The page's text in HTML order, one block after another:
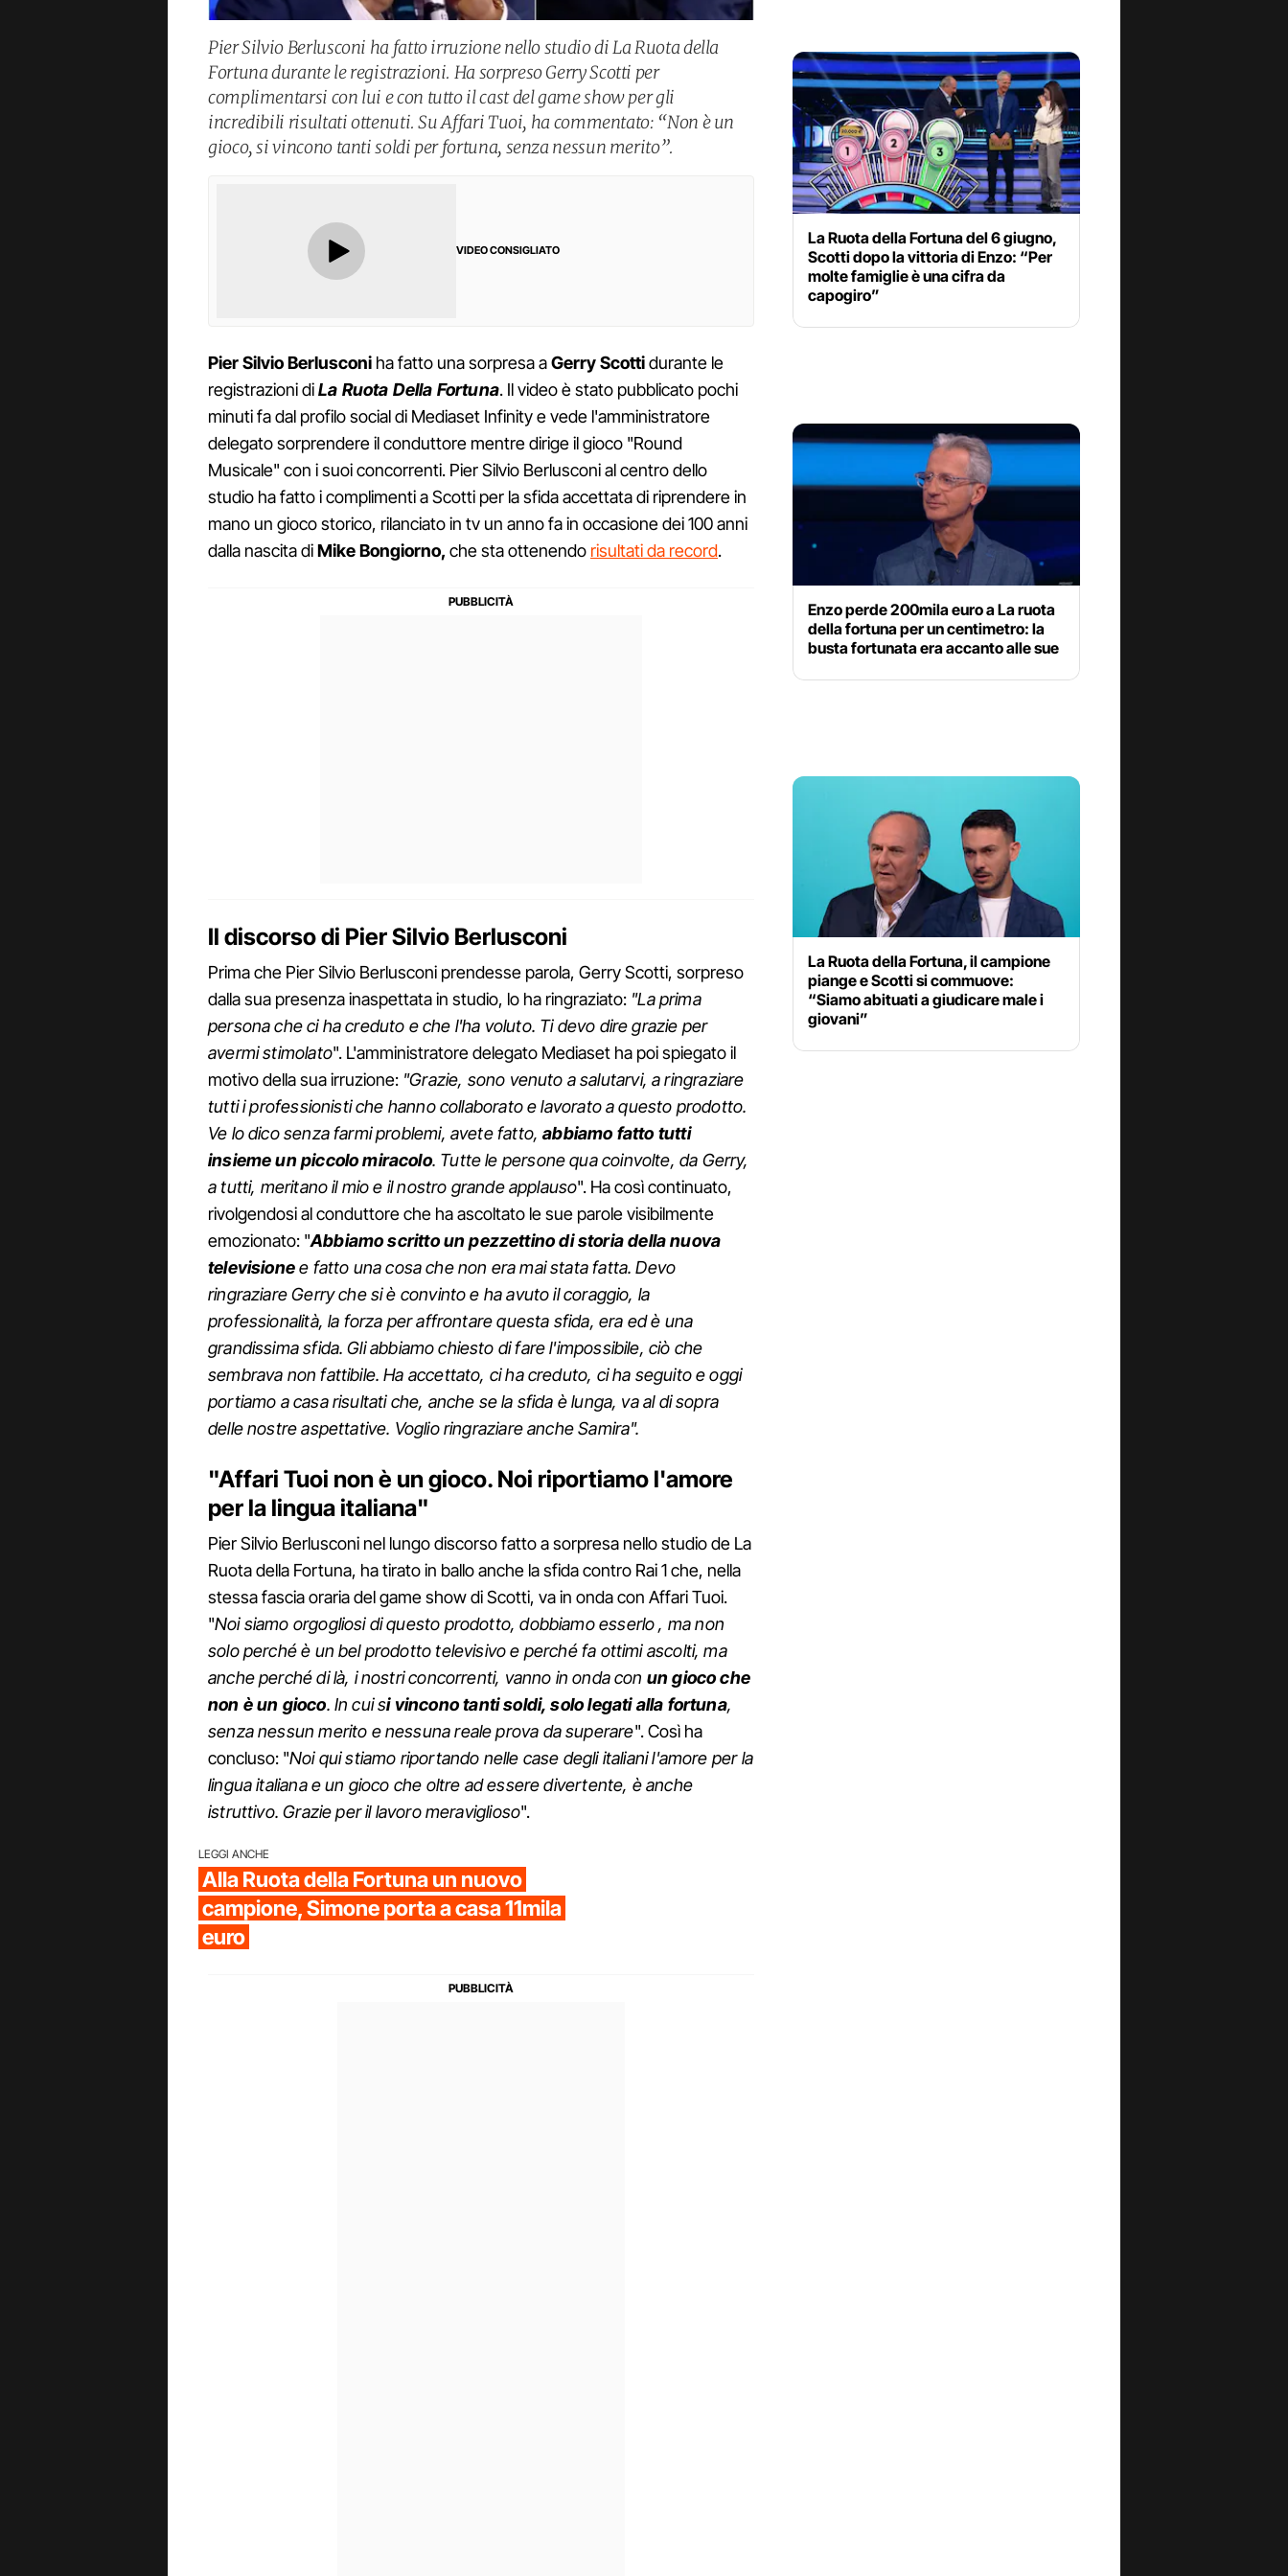
Pier Silvio Berlusconi ha fatto irruzione nello studio di La Ruota della
Fortuna durante le registrazioni. Ha sorpreso Gerry Scotti per
complimentarsi con lui e con tutto il cast del game show per gli
incredibili risultati ottenuti. Su Affari Tuoi, ha commentato: “Non è un
gioco, si vincono tanti soldi per fortuna, senza nessun merito”.
VIDEO CONSIGLIATO
Pier Silvio Berlusconi ha fatto una sorpresa aGerry Scottidurante le
registrazioni diLa Ruota Della Fortuna. Il video è stato pubblicato pochi
minuti fa dal profilo social di Mediaset Infinity e vede l'amministratore
delegato sorprendere il conduttore mentre dirige il gioco "Round
Musicale" con i suoi concorrenti. Pier Silvio Berlusconi al centro dello
studio ha fatto i complimenti a Scotti per la sfida accettata di riprendere in
mano un gioco storico, rilanciato in tv un anno fa in occasione dei 100 anni
dalla nascita diMike Bongiorno, che sta ottenendo risultati da record.
Il discorso di Pier Silvio Berlusconi
Prima che Pier Silvio Berlusconi prendesse parola, Gerry Scotti, sorpreso
dalla sua presenza inaspettata in studio, lo ha ringraziato: "La prima
persona che ci ha creduto e che l'ha voluto. Ti devo dire grazie per
avermi stimolato". L'amministratore delegato Mediaset ha poi spiegato il
motivo della sua irruzione: "Grazie, sono venuto a salutarvi, a ringraziare
tutti i professionisti che hanno collaborato e lavorato a questo prodotto.
Ve lo dico senza farmi problemi, avete fatto,abbiamo fatto tutti
insieme un piccolo miracolo. Tutte le persone qua coinvolte, da Gerry,
a tutti, meritano il mio e il nostro grande applauso". Ha così continuato,
rivolgendosi al conduttore che ha ascoltato le sue parole visibilmente
emozionato: "Abbiamo scritto un pezzettino di storia della nuova
televisionee fatto una cosa che non era mai stata fatta. Devo
ringraziare Gerry che si è convinto e ha avuto il coraggio, la
professionalità, la forza per affrontare questa sfida, era ed è una
grandissima sfida. Gli abbiamo chiesto di fare l'impossibile, ciò che
sembrava non fattibile. Ha accettato, ci ha creduto, ci ha seguito e oggi
portiamo a casa risultati che, anche se la sfida è lunga, va al di sopra
delle nostre aspettative. Voglio ringraziare anche Samira".
"Affari Tuoi non è un gioco. Noi riportiamo l'amore
per la lingua italiana"
Pier Silvio Berlusconi nel lungo discorso fatto a sorpresa nello studio de La
Ruota della Fortuna, ha tirato in ballo anche la sfida contro Rai 1 che, nella
stessa fascia oraria del game show di Scotti, va in onda con Affari Tuoi.
"Noi siamo orgogliosi di questo prodotto, dobbiamo esserlo , ma non
solo perché è un bel prodotto televisivo e perché fa ottimi ascolti, ma
anche perché di là, i nostri concorrenti, vanno in onda con un gioco che
non è un gioco. In cui si vincono tanti soldi, solo legati alla fortuna,
senza nessun merito e nessuna reale prova da superare". Così ha
concluso: "Noi qui stiamo riportando nelle case degli italiani l'amore per la
lingua italiana e un gioco che oltre ad essere divertente, è anche
istruttivo. Grazie per il lavoro meraviglioso".
LEGGI ANCHE
Alla Ruota della Fortuna un nuovo
campione, Simone porta a casa 11mila
euro
La Ruota della Fortuna del 6 giugno,
Scotti dopo la vittoria di Enzo: “Per
molte famiglie è una cifra da
capogiro”
Enzo perde 200mila euro a La ruota
della fortuna per un centimetro: la
busta fortunata era accanto alle sue
La Ruota della Fortuna, il campione
piange e Scotti si commuove:
“Siamo abituati a giudicare male i
giovani”